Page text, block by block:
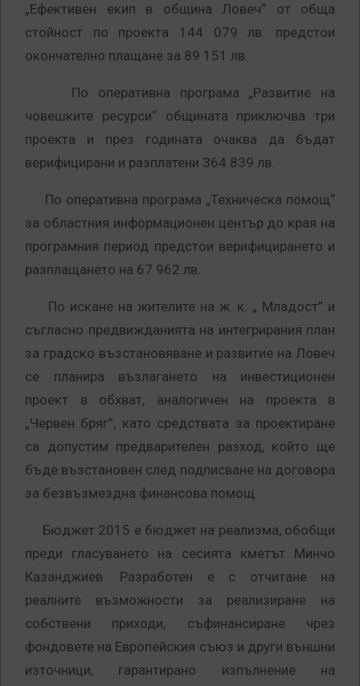
„Ефективен екип в община Ловеч“ от обща
стойност по проекта 144 079 лв. предстои
окончателно плащане за 89 151 лв.
По оперативна програма „Развитие на
човешките ресурси“ общината приключва три
проекта и през годината очаква да бъдат
верифицирани и разплатени 364 839 лв.
По оперативна програма „Техническа помощ“
за областния информационен център до края на
програмния период предстои верифицирането и
разплащането на 67 962 лв.
По искане на жителите на ж. к. „ Младост” и
съгласно предвижданията на интегрирания план
за градско възстановяване и развитие на Ловеч
се планира възлагането на инвестиционен
проект в обхват, аналогичен на проекта в
„Червен бряг”, като средствата за проектиране
са допустим предварителен разход, който ще
бъде възстановен след подписване на договора
за безвъзмездна финансова помощ.
Бюджет 2015 е бюджет на реализма, обобщи
преди гласуването на сесията кметът Минчо
Казанджиев. Разработен е с отчитане на
реалните възможности за реализиране на
собствени приходи, съфинансиране чрез
фондовете на Европейския съюз и други външни
източници, гарантирано изпълнение на